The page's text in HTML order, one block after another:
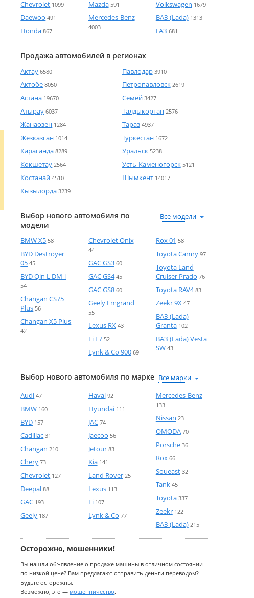
Chevrolet 1099
Daewoo 491
Honda 867
Mazda 591
Mercedes-Benz
4003
Volkswagen 1679
ВАЗ (Lada) 1313
ГАЗ 681
Продажа автомобилей в регионах
Актау 6580
Актобе 8050
Астана 19670
Атырау 6037
Жанаозен 1284
Жезказган 1014
Караганда 8289
Кокшетау 2564
Костанай 4510
Кызылорда 3239
Павлодар 3910
Петропавловск 2619
Семей 3427
Талдыкорган 2576
Тараз 4937
Туркестан 1672
Уральск 5238
Усть-Каменогорск 5121
Шымкент 14017
Выбор нового автомобиля по
модели
BMW X5 58
BYD Destroyer
05 45
BYD Qin L DM-i
54
Changan CS75
Plus 56
Changan X5 Plus
42
Chevrolet Onix
44
GAC GS3 60
GAC GS4 45
GAC GS8 60
Geely Emgrand
55
Lexus RX 43
Li L7 52
Lynk & Co 900 69
Rox 01 58
Toyota Camry 97
Toyota Land
Cruiser Prado 76
Toyota RAV4 83
Zeekr 9X 47
ВАЗ (Lada)
Granta 102
ВАЗ (Lada) Vesta
SW 43
Выбор нового автомобиля по марке
Audi 47
BMW 160
BYD 157
Cadillac 31
Changan 210
Chery 73
Chevrolet 127
Deepal 88
GAC 193
Geely 187
Haval 92
Hyundai 111
JAC 74
Jaecoo 56
Jetour 83
Kia 141
Land Rover 25
Lexus 113
Li 107
Lynk & Co 77
Mercedes-Benz
133
Nissan 23
OMODA 70
Porsche 36
Rox 66
Soueast 32
Tank 45
Toyota 337
Zeekr 122
ВАЗ (Lada) 215
Осторожно, мошенники!
Вы нашли объявление о продаже машины в отличном состоянии
по низкой цене? Вам предлагают отправить деньги переводом?
Будьте осторожны.
Возможно, это — мошенничество.